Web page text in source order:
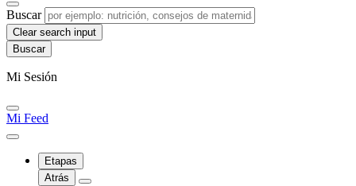
Buscar
Clear search input
Mi Sesión
Mi Feed
Etapas
Atrás